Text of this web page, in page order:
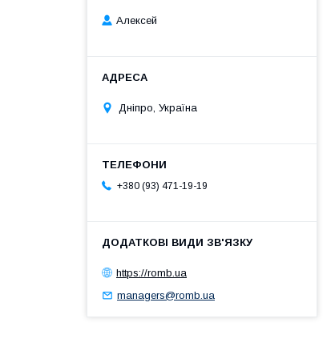
Алексей
Дніпро, Україна
+380 (93) 471-19-19
https://romb.ua
managers@romb.ua